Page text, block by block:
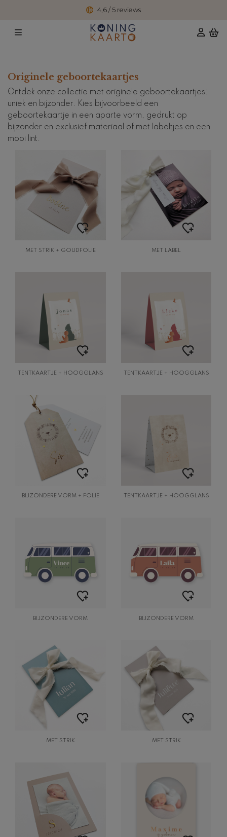
4,6 / 5 reviews
Originele geboortekaartjes
Ontdek onze collectie met originele geboortekaartjes:
uniek en bijzonder. Kies bijvoorbeeld een
geboortekaartje in een aparte vorm, gedrukt op
bijzonder en exclusief materiaal of met labeltjes en een
mooi lint.
MET STRIK + GOUDFOLIE MET LABEL
TENTKAARTJE + HOOGGLANS TENTKAARTJE + HOOGGLANS
BIJZONDERE VORM + FOLIE TENTKAARTJE + HOOGGLANS
BIJZONDERE VORM BIJZONDERE VORM
MET STRIK MET STRIK